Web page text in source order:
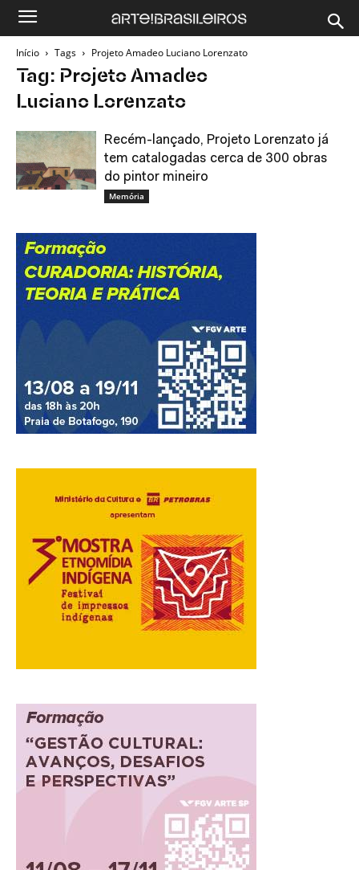
Início Tags Projeto Amadeo Luciano Lorenzato
Tag: Projeto Amadeo
Luciano Lorenzato
Recém-lançado, Projeto Lorenzato já
tem catalogadas cerca de 300 obras
do pintor mineiro
Memória